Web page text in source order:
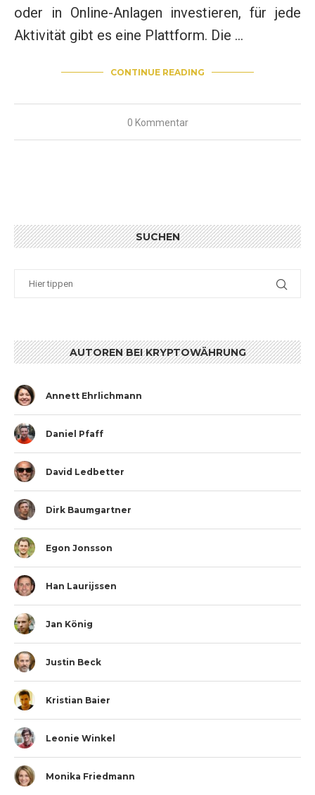
oder in Online-Anlagen investieren, für jede
Aktivität gibt es eine Plattform. Die …
CONTINUE READING
0 Kommentar
SUCHEN
AUTOREN BEI KRYPTOWÄHRUNG
Annett Ehrlichmann
Daniel Pfaff
David Ledbetter
Dirk Baumgartner
Egon Jonsson
Han Laurijssen
Jan König
Justin Beck
Kristian Baier
Leonie Winkel
Monika Friedmann